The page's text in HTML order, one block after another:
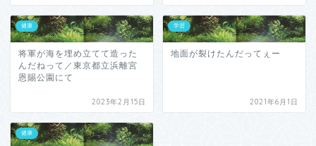
健康
将軍が海を埋め立てて造った
んだねって／東京都立浜離宮
恩賜公園にて
2023年2月15日
学習
地面が裂けたんだってぇー
2021年6月1日
健康